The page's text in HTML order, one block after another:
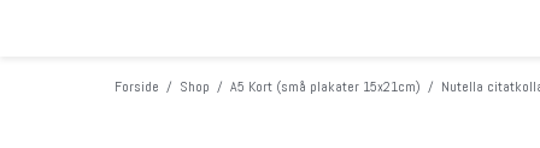
Forside / Shop / A5 Kort (små plakater 15x21cm) / Nutella